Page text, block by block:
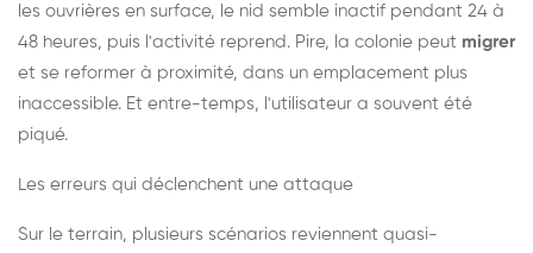
les ouvrières en surface, le nid semble inactif pendant 24 à
48 heures, puis l'activité reprend. Pire, la colonie peut migrer
et se reformer à proximité, dans un emplacement plus
inaccessible. Et entre-temps, l'utilisateur a souvent été
piqué.
Les erreurs qui déclenchent une attaque
Sur le terrain, plusieurs scénarios reviennent quasi-